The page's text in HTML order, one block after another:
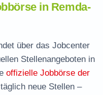
in Remda-
über das Jobcenter
Stellenangeboten in
offizielle Jobbörse der
neue Stellen –